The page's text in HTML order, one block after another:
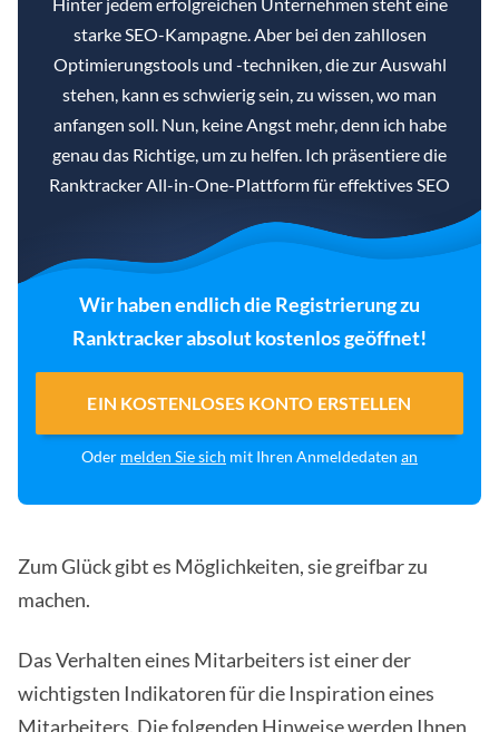
starke SEO-Kampagne. Aber bei den zahllosen
Optimierungstools und -techniken, die zur Auswahl
stehen, kann es schwierig sein, zu wissen, wo man
anfangen soll. Nun, keine Angst mehr, denn ich habe
genau das Richtige, um zu helfen. Ich präsentiere die
Ranktracker All-in-One-Plattform für effektives SEO
Wir haben endlich die Registrierung zu
Ranktracker absolut kostenlos geöffnet!
EIN KOSTENLOSES KONTO ERSTELLEN
Oder melden Sie sich mit Ihren Anmeldedaten an
Zum Glück gibt es Möglichkeiten, sie greifbar zu
machen.
Das Verhalten eines Mitarbeiters ist einer der
wichtigsten Indikatoren für die Inspiration eines
Mitarbeiters. Die folgenden Hinweise werden Ihnen